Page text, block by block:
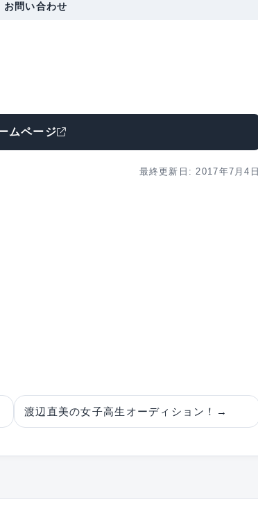
問い合わせ
ムページ
最終更新日: 2017年7月4日
渡辺直美の女子高生オーディション！ →